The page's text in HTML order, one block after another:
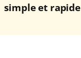
simple et rapide